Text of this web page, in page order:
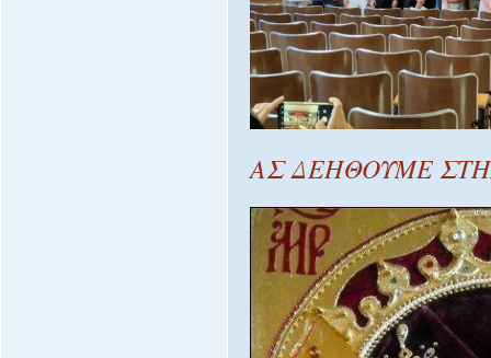
ΑΣ ΔΕΗΘΟΥΜΕ